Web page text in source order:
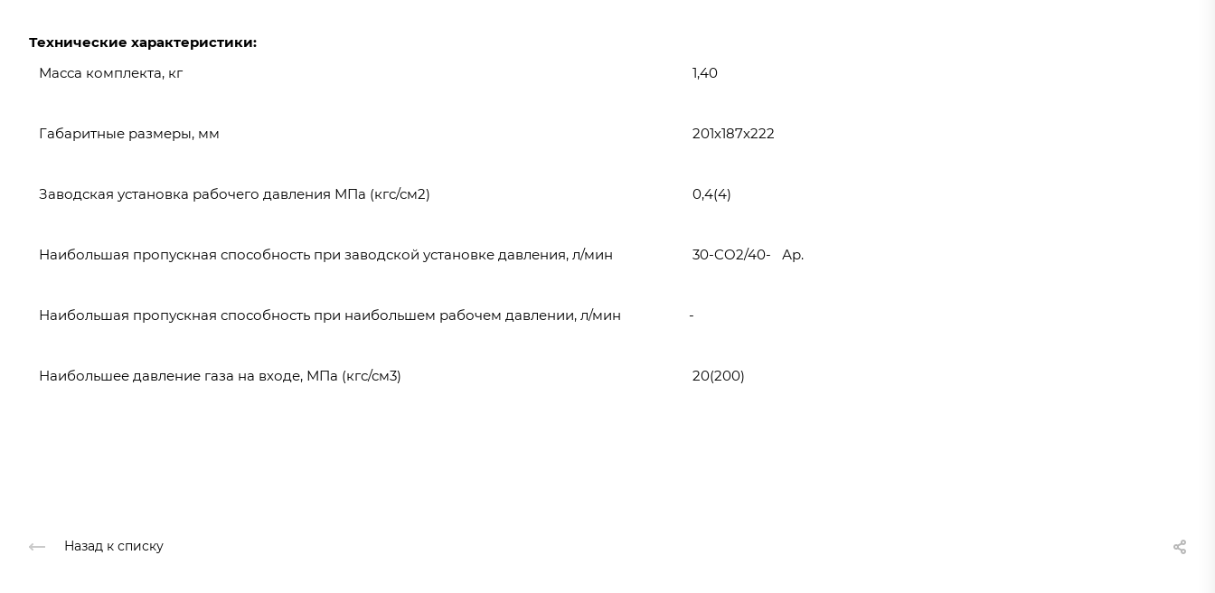
Технические характеристики:
Масса комплекта, кг
1,40
Габаритные размеры, мм 201х187х222
Заводская установка рабочего давления МПа (кгс/см2) 0,4(4)
Наибольшая пропускная способность при заводской установке давления, л/мин 30-CO2/40- Ар.
Наибольшая пропускная способность при наибольшем рабочем давлении, л/мин -
Наибольшее давление газа на входе, МПа (кгс/см3) 20(200)
Назад к списку